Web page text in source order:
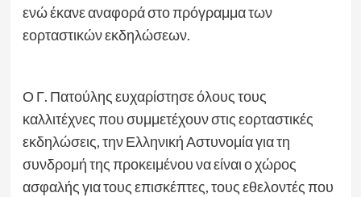
ενώ έκανε αναφορά στο πρόγραμμα των
εορταστικών εκδηλώσεων.
Ο Γ. Πατούλης ευχαρίστησε όλους τους
καλλιτέχνες που συμμετέχουν στις εορταστικές
εκδηλώσεις, την Ελληνική Αστυνομία για τη
συνδρομή της προκειμένου να είναι ο χώρος
ασφαλής για τους επισκέπτες, τους εθελοντές που